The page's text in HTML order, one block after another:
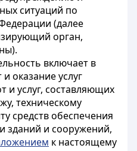
ситуаций по
(далее
орган,
включает в
оказание услуг
и услуг, составляющих
техническому
средств обеспечения
зданий и сооружений,
к настоящему